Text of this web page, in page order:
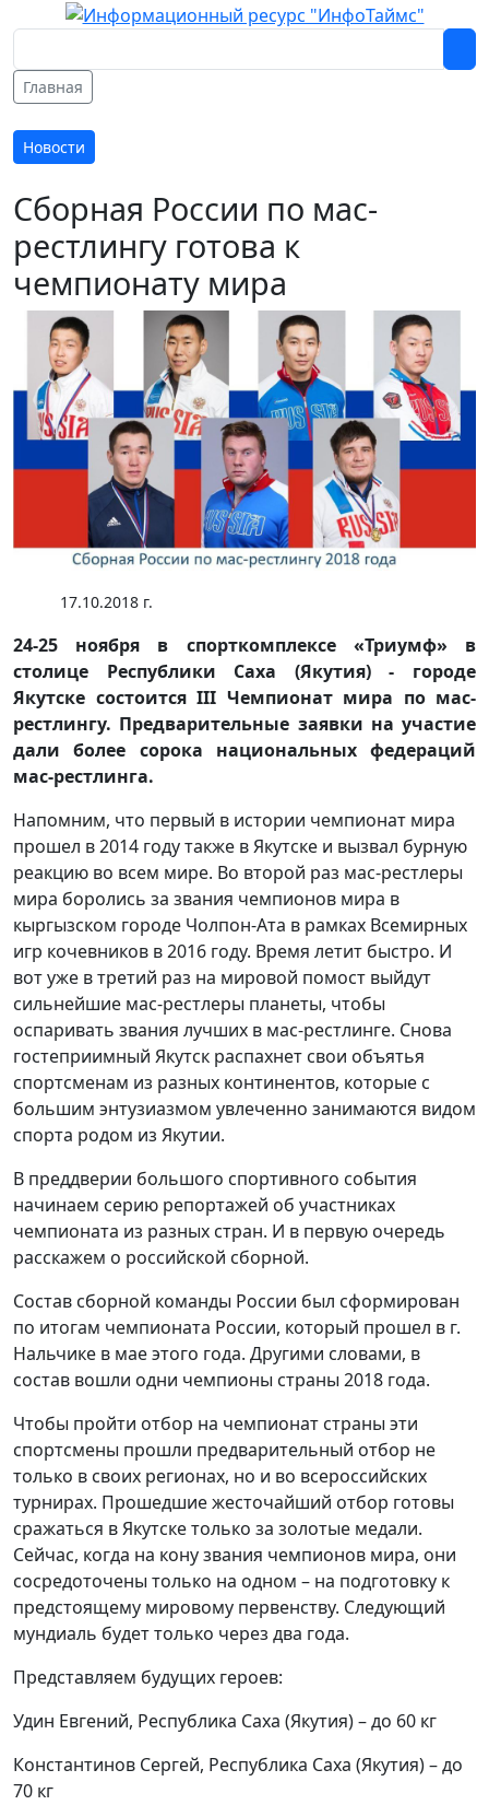
Главная
Новости
Сборная России по мас-
рестлингу готова к
чемпионату мира
17.10.2018 г.
24-25 ноября в спорткомплексе «Триумф» в
столице Республики Саха (Якутия) - городе
Якутске состоится III Чемпионат мира по мас-
рестлингу. Предварительные заявки на участие
дали более сорока национальных федераций
мас-рестлинга.
Напомним, что первый в истории чемпионат мира
прошел в 2014 году также в Якутске и вызвал бурную
реакцию во всем мире. Во второй раз мас-рестлеры
мира боролись за звания чемпионов мира в
кыргызском городе Чолпон-Ата в рамках Всемирных
игр кочевников в 2016 году. Время летит быстро. И
вот уже в третий раз на мировой помост выйдут
сильнейшие мас-рестлеры планеты, чтобы
оспаривать звания лучших в мас-рестлинге. Снова
гостеприимный Якутск распахнет свои объятья
спортсменам из разных континентов, которые с
большим энтузиазмом увлеченно занимаются видом
спорта родом из Якутии.
В преддверии большого спортивного события
начинаем серию репортажей об участниках
чемпионата из разных стран. И в первую очередь
расскажем о российской сборной.
Состав сборной команды России был сформирован
по итогам чемпионата России, который прошел в г.
Нальчике в мае этого года. Другими словами, в
состав вошли одни чемпионы страны 2018 года.
Чтобы пройти отбор на чемпионат страны эти
спортсмены прошли предварительный отбор не
только в своих регионах, но и во всероссийских
турнирах. Прошедшие жесточайший отбор готовы
сражаться в Якутске только за золотые медали.
Сейчас, когда на кону звания чемпионов мира, они
сосредоточены только на одном – на подготовку к
предстоящему мировому первенству. Следующий
мундиаль будет только через два года.
Представляем будущих героев:
Удин Евгений, Республика Саха (Якутия) – до 60 кг
Константинов Сергей, Республика Саха (Якутия) – до
70 кг